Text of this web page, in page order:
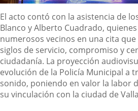
Descripción
El acto contó con la asistencia de
Blanco y Alberto Cuadrado,
numerosos vecinos en una cita
siglos de servicio, compromiso y
ciudadanía. La proyección
evolución de la Policía Municipal a
sonido, poniendo en valor la labor
su vinculación con la ciudad de